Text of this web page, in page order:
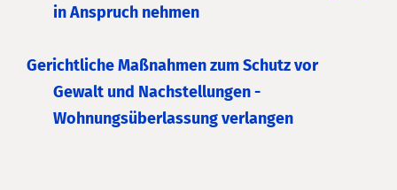
in Anspruch nehmen
Gerichtliche Maßnahmen zum Schutz vor
Gewalt und Nachstellungen -
Wohnungsüberlassung verlangen